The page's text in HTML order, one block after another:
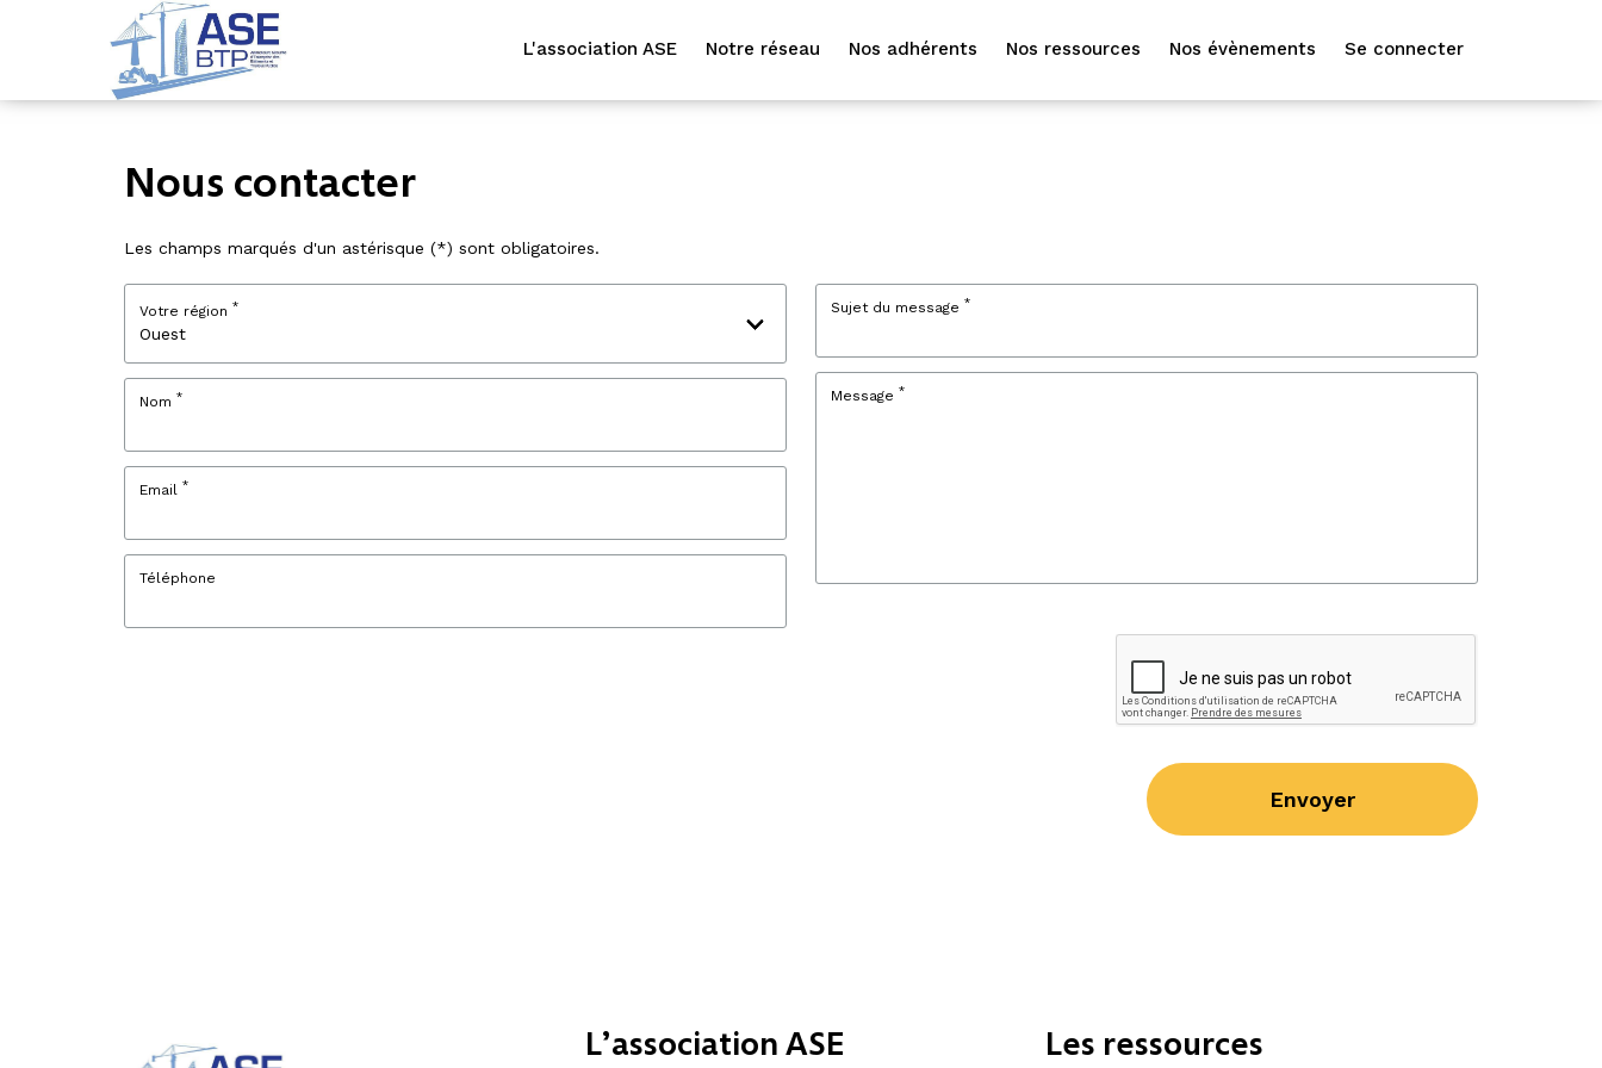
L'association ASE Notre réseau Nos adhérents Nos ressources Nos évènements Se connecter
Nous contacter
Les champs marqués d'un astérisque (*) sont obligatoires.
Votre région *
Nom *
Email *
Téléphone
Sujet du message *
Message *
Envoyer
L’association ASE Les ressources